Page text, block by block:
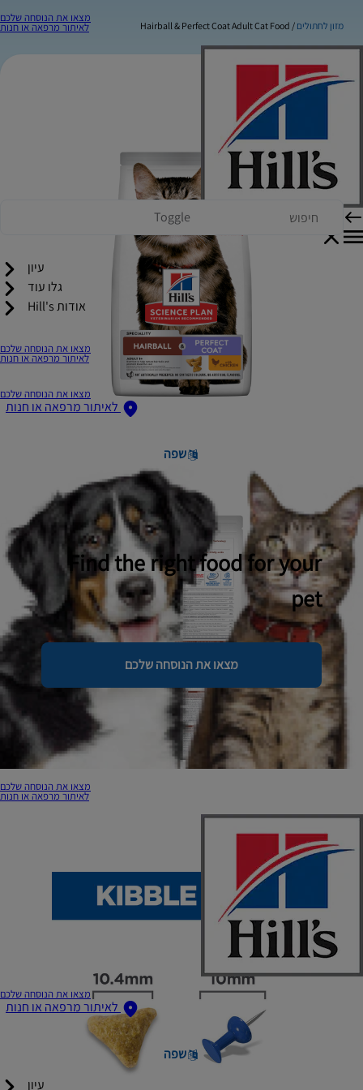
מצאו את הנוסחה שלכם
לאיתור מרפאה או חנות
Toggle
עיון
גלו עוד
אודות Hill's
מצאו את הנוסחה שלכם
לאיתור מרפאה או חנות
מצאו את הנוסחה שלכם
לאיתור מרפאה או חנות
שפה
Find the right food for your
pet
מצאו את הנוסחה שלכם
מצאו את הנוסחה שלכם
לאיתור מרפאה או חנות
מצאו את הנוסחה שלכם
לאיתור מרפאה או חנות
שפה
עיון
מזון לחתולים Hairball & Perfect Coat Adult Cat Food